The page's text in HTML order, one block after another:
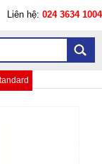
Liên hệ: 024 3634 1004